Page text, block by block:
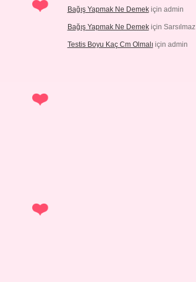
Bağış Yapmak Ne Demekiçin admin
Bağış Yapmak Ne Demekiçin Sarsılmaz
Testis Boyu Kaç Cm Olmalıiçin admin